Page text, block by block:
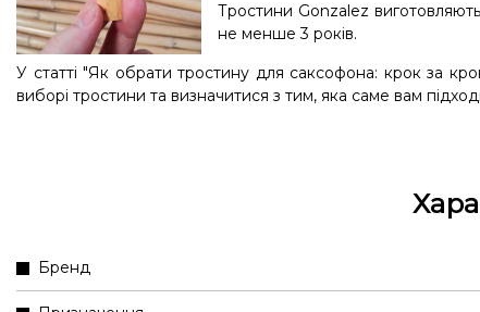
Тростини Gonzalez
не менше 3 років.
У статті"Як обрати тростину для саксофона: крок за
виборі тростини та визначитися з тим, яка саме вам
Бренд